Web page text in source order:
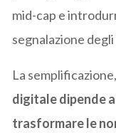
mid-cap e
segnalazione
La
digitale dipende
trasformare le